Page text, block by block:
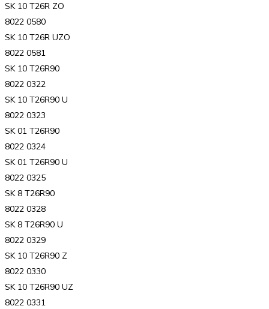
SK 10 T26R ZO
8022 0580
SK 10 T26R UZO
8022 0581
SK 10 T26R90
8022 0322
SK 10 T26R90 U
8022 0323
SK 01 T26R90
8022 0324
SK 01 T26R90 U
8022 0325
SK 8 T26R90
8022 0328
SK 8 T26R90 U
8022 0329
SK 10 T26R90 Z
8022 0330
SK 10 T26R90 UZ
8022 0331